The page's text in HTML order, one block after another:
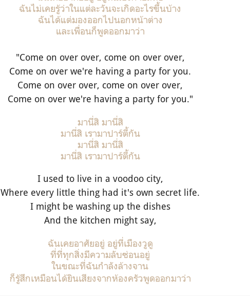
ฉันไม่เคยรู้ว่าในแต่ละวันจะเกิดอะไรขึ้นบ้าง
ฉันได้แต่มองออกไปนอกหน้าต่าง
และเพื่อนก็พูดออกมาว่า
"Come on over over, come on over over,
Come on over we're having a party for you.
Come on over over, come on over over,
Come on over we're having a party for you."
มานี่สิ มานี่สิ
มานี่สิ เรามาปาร์ตี้กัน
มานี่สิ มานี่สิ
มานี่สิ เรามาปาร์ตี้กัน
I used to live in a voodoo city,
Where every little thing had it's own secret life.
I might be washing up the dishes
And the kitchen might say,
ฉันเคยอาศัยอยู่ อยู่ที่เมืองวูดู
ที่ที่ทุกสิ่งมีความลับซ่อนอยู่
ในขณะที่ฉันกำลังล้างจาน
ก็รู้สึกเหมือนได้ยินเสียงจากห้องครัวพูดออกมาว่า